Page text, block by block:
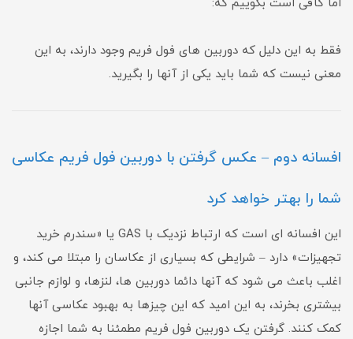
فقط به این دلیل که دوربین های فول فریم وجود دارند، به این
معنی نیست که شما باید یکی از آنها را بگیرید.
افسانه دوم – عکس گرفتن با دوربین فول فریم عکاسی
شما را بهتر خواهد کرد
این افسانه ای است که ارتباط نزدیک با GAS یا «سندرم خرید
تجهیزات» دارد – شرایطی که بسیاری از عکاسان را مبتلا می کند، و
اغلب باعث می شود که آنها دائما دوربین ها، لنزها، و لوازم جانبی
بیشتری بخرند، به این امید که این چیزها به بهبود عکاسی آنها
کمک کنند. گرفتن یک دوربین فول فریم مطمئنا به شما اجازه